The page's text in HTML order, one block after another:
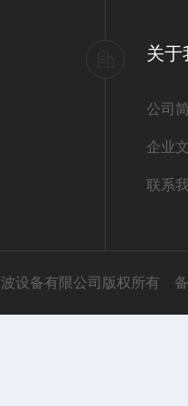
关于
公司
企业
联系
设备有限公司版权所有